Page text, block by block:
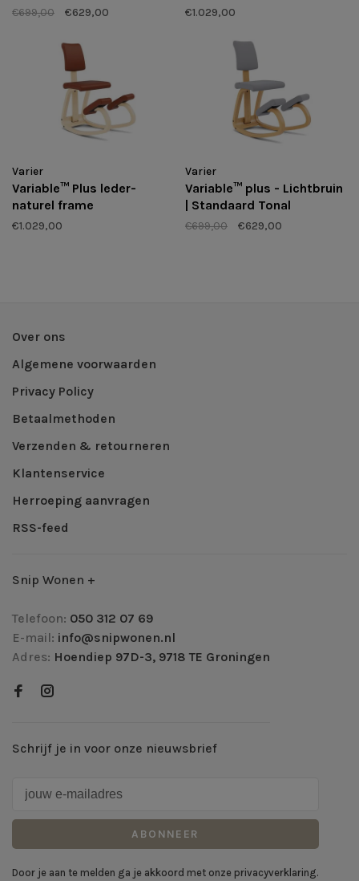
€699,00 €629,00 €1.029,00
Varier
Variable™ Plus leder-
naturel frame
€1.029,00
Varier
Variable™ plus - Lichtbruin
| Standaard Tonal
€699,00 €629,00
Over ons
Algemene voorwaarden
Privacy Policy
Betaalmethoden
Verzenden & retourneren
Klantenservice
Herroeping aanvragen
RSS-feed
Snip Wonen +
Telefoon: 050 312 07 69
E-mail: info@snipwonen.nl
Adres: Hoendiep 97D-3, 9718 TE Groningen
Schrijf je in voor onze nieuwsbrief
ABONNEER
Door je aan te melden ga je akkoord met onze privacyverklaring.